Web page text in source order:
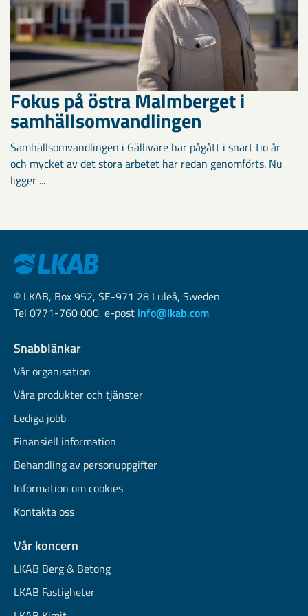
Fokus på östra Malmberget i
samhällsomvandlingen
Samhällsomvandlingen i Gällivare har pågått i snart tio år
och mycket av det stora arbetet har redan genomförts. Nu
ligger ...
© LKAB, Box 952, SE-971 28 Luleå, Sweden
Tel 0771-760 000, e-post info@lkab.com
Snabblänkar
Vår organisation
Våra produkter och tjänster
Lediga jobb
Finansiell information
Behandling av personuppgifter
Information om cookies
Kontakta oss
Vår koncern
LKAB Berg & Betong
LKAB Fastigheter